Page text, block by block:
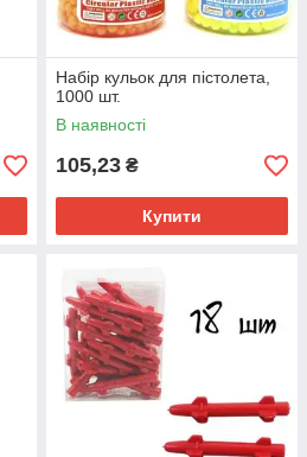
Набір кульок для пістолета,
1000 шт.
В наявності
105,23 ₴
Купити